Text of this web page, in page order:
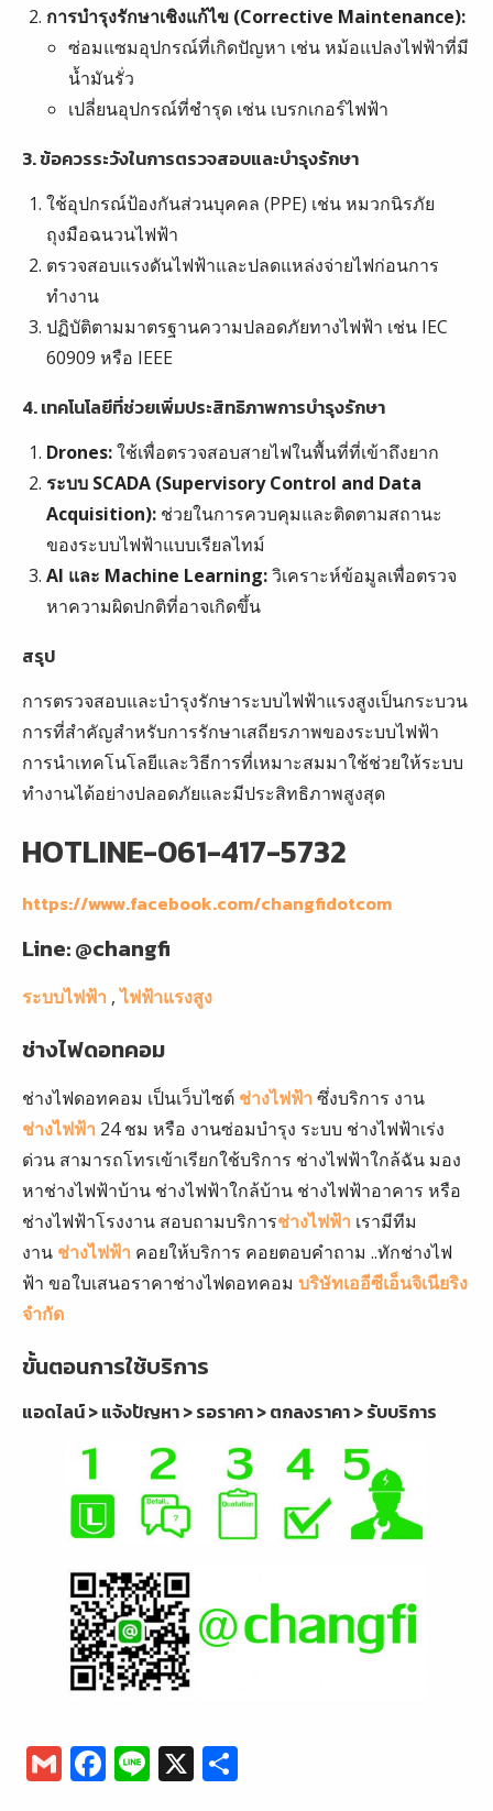
การบำรุงรักษาเชิงแก้ไข (Corrective Maintenance):
ซ่อมแซมอุปกรณ์ที่เกิดปัญหา เช่น หม้อแปลงไฟฟ้าที่มี
น้ำมันรั่ว
เปลี่ยนอุปกรณ์ที่ชำรุด เช่น เบรกเกอร์ไฟฟ้า
3. ข้อควรระวังในการตรวจสอบและบำรุงรักษา
ใช้อุปกรณ์ป้องกันส่วนบุคคล (PPE) เช่น หมวกนิรภัย
ถุงมือฉนวนไฟฟ้า
ตรวจสอบแรงดันไฟฟ้าและปลดแหล่งจ่ายไฟก่อนการ
ทำงาน
ปฏิบัติตามมาตรฐานความปลอดภัยทางไฟฟ้า เช่น IEC
60909 หรือ IEEE
4. เทคโนโลยีที่ช่วยเพิ่มประสิทธิภาพการบำรุงรักษา
Drones:ใช้เพื่อตรวจสอบสายไฟในพื้นที่ที่เข้าถึงยาก
ระบบ SCADA (Supervisory Control and Data
Acquisition): ช่วยในการควบคุมและติดตามสถานะ
ของระบบไฟฟ้าแบบเรียลไทม์
AI และ Machine Learning:วิเคราะห์ข้อมูลเพื่อตรวจ
หาความผิดปกติที่อาจเกิดขึ้น
สรุป
การตรวจสอบและบำรุงรักษาระบบไฟฟ้าแรงสูงเป็นกระบวน
การที่สำคัญสำหรับการรักษาเสถียรภาพของระบบไฟฟ้า
การนำเทคโนโลยีและวิธีการที่เหมาะสมมาใช้ช่วยให้ระบบ
ทำงานได้อย่างปลอดภัยและมีประสิทธิภาพสูงสุด
HOTLINE-061-417-5732
https://www.facebook.com/changfidotcom
Line: @changfi
ระบบไฟฟ้า ,ไฟฟ้าแรงสูง
ช่างไฟดอทคอม
ช่างไฟดอทคอม เป็นเว็บไซต์ ช่างไฟฟ้า ซึ่งบริการ งาน
ช่างไฟฟ้า 24 ชม หรือ งานซ่อมบำรุง ระบบ ช่างไฟฟ้าเร่ง
ด่วน สามารถโทรเข้าเรียกใช้บริการ ช่างไฟฟ้าใกล้ฉัน มอง
หาช่างไฟฟ้าบ้าน ช่างไฟฟ้าใกล้บ้าน ช่างไฟฟ้าอาคาร หรือ
ช่างไฟฟ้าโรงงาน สอบถามบริการช่างไฟฟ้า เรามีทีม
งาน ช่างไฟฟ้า คอยให้บริการ คอยตอบคำถาม ..ทักช่างไฟ
ฟ้า ขอใบเสนอราคาช่างไฟดอทคอม บริษัทเออีซีเอ็นจิเนียริง
จำกัด
ขั้นตอนการใช้บริการ
แอดไลน์ > แจ้งปัญหา > รอราคา > ตกลงราคา > รับบริการ
G
m
F
a
Li
n
X